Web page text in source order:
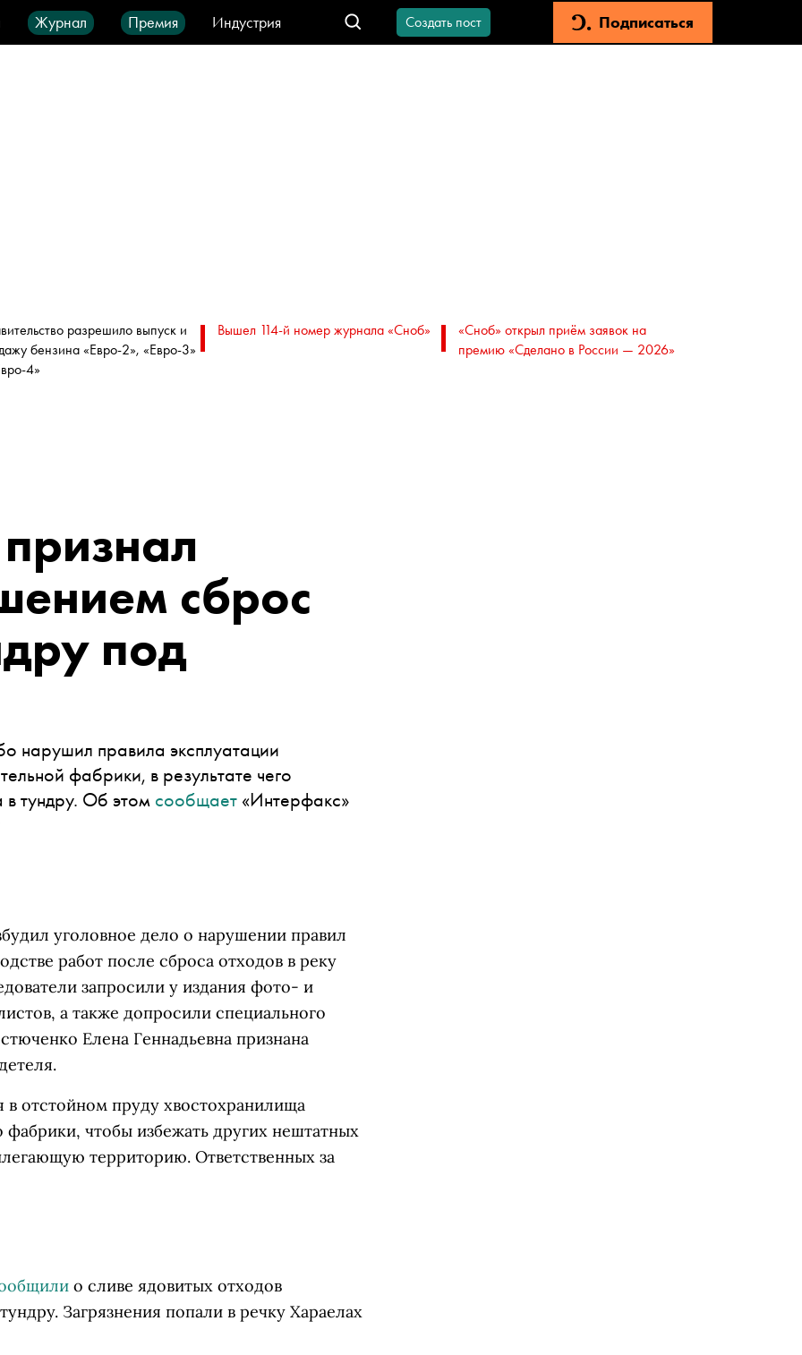
Журнал Премия
Индустрия
Город IT-продукты
Создать пост Подписаться
разрешило выпуск и
бензина «Евро-2», «Евро-3»
4»
Вышел 114-й номер журнала «Сноб»
«Сноб» открыл приём заявок на
премию «Сделано в России — 2026»
сброс
под
нарушил правила эксплуатации
фабрики, в результате чего
в тундру. Об этом сообщает «Интерфакс»
уголовное дело о нарушении правил
работ после сброса отходов в реку
запросили у издания фото- и
а также допросили специального
Елена Геннадьевна признана
отстойном пруду хвостохранилища
чтобы избежать других нештатных
территорию. Ответственных за
о сливе ядовитых отходов
Загрязнения попали в речку Хараелах